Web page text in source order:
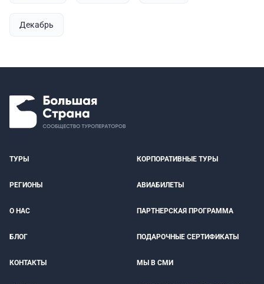
Декабрь
ТУРЫ КОРПОРАТИВНЫЕ ТУРЫ
РЕГИОНЫ АВИАБИЛЕТЫ
О НАС ПАРТНЕРСКАЯ ПРОГРАММА
БЛОГ ПОДАРОЧНЫЕ СЕРТИФИКАТЫ
КОНТАКТЫ МЫ В СМИ